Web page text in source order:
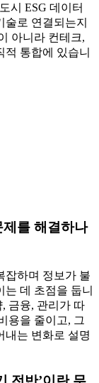
시 ESG 데이터
로 연결되는지
아니라 컨테크,
통합에 있습니
를 해결하나
잡하며 정보가 불
데 초점을 둡니
금융, 관리가 따
용을 줄이고, 그
내는 변화로 설명